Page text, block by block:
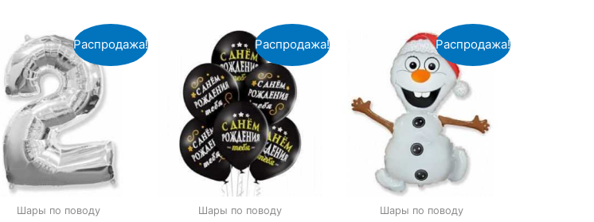
Распродажа!
Шары по поводу
Распродажа!
Шары по поводу
Распродажа!
Шары по поводу